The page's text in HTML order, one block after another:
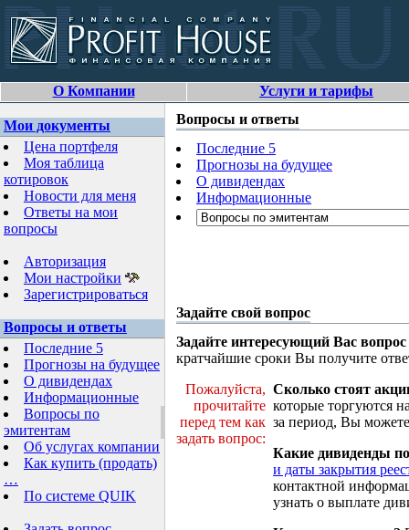
О Компании Услуги и тарифы
Мои документы
Цена портфеля
Моя таблица
котировок
Новости для меня
Ответы на мои
вопросы
Авторизация
Мои настройки
Зарегистрироваться
Вопросы и ответы
Последние 5
Прогнозы на будущее
О дивидендах
Информационные
Вопросы по
эмитентам
Об услугах компании
Как купить (продать)
…
По системе QUIK
Вопросы и ответы
Последние 5
Прогнозы на будущее
О дивидендах
Информационные
Задайте свой вопрос
Задайте интересующий Вас вопрос
кратчайшие сроки Вы получите
Пожалуйста,
прочитайте
перед тем как
задать вопрос:
Сколько стоят
которые торгуются
за период, Вы
Какие дивиденды
и даты закрытия
контактной
узнать о выплате